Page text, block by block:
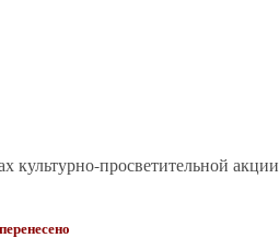
культурно-просветительной акции